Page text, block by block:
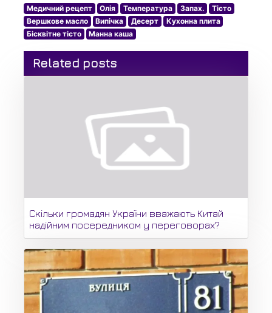
Медичний рецепт Олія Температура Запах.
Тісто
Вершкове масло
Випічка Десерт
Кухонна плита
Бісквітне тісто
Манна каша
Related posts
Скільки громадян України вважають Китай
надійним посередником у переговорах?